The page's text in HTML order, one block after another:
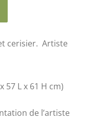
cerisier. Artiste
x 57 L x 61 H cm)
de l’artiste